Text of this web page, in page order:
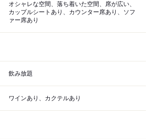
オシャレな空間、落ち着いた空間、席が広い、
カップルシートあり、カウンター席あり、ソフ
ァー席あり
飲み放題
ワインあり、カクテルあり